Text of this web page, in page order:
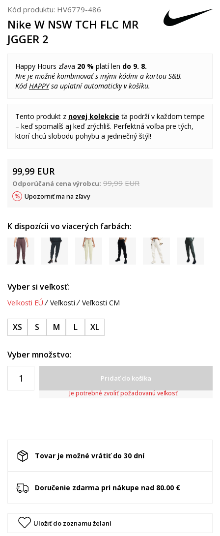
Kód produktu: HV6779-486
Nike W NSW TCH FLC MR
JGGER 2
Happy Hours zľava 20 % platí len do 9. 8.
Nie je možné kombinovať s inými kódmi a kartou S&B.
KódHAPPYsa uplatní automaticky v košíku.
Tento produkt z novej kolekcie ťa podrží v každom tempe
– keď spomalíš aj keď zrýchliš. Perfektná voľba pre tých,
ktorí chcú slobodu pohybu a jedinečný štýl!
99,99 EUR
Odporúčaná cena výrobcu: 99,99 EUR
Upozorniť ma na zľavy
K dispozícii vo viacerých farbách:
Vyber si veľkosť:
Veľkosti EÚ Veľkosti Veľkosti CM
XS S M L XL
Vyber množstvo:
Pridať do košíka
Je potrebné zvoliť požadovanú veľkosť
Tovar je možné vrátiť do 30 dní
Doručenie zdarma pri nákupe nad 80.00 €
Uložiť do zoznamu želaní